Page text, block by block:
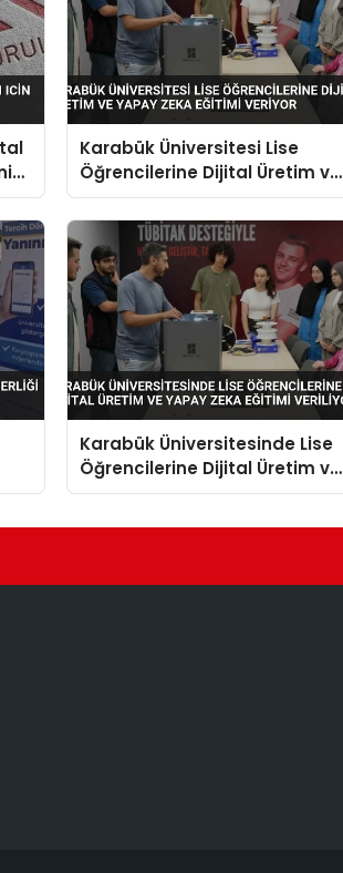
Karabük Üniversitesi Lise
Öğrencilerine Dijital Üretim ve
Yapay Zeka Eğitimi Veriyor
Karabük Üniversitesinde Lise
Öğrencilerine Dijital Üretim ve
Yapay Zeka Eğitimi Veriliyor